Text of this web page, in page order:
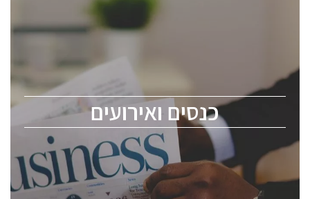
כנסים ואירועים
כנסים ואירועים
לכל העוסקים בתעשיית הסמיקונדקטור כולל מהנדסים,
ChipEx2026 will be held on May 12-13, 2026. The
conference is intended for everyone involved in the
semiconductor industry, including engineers,
professional experts, and senior executives.